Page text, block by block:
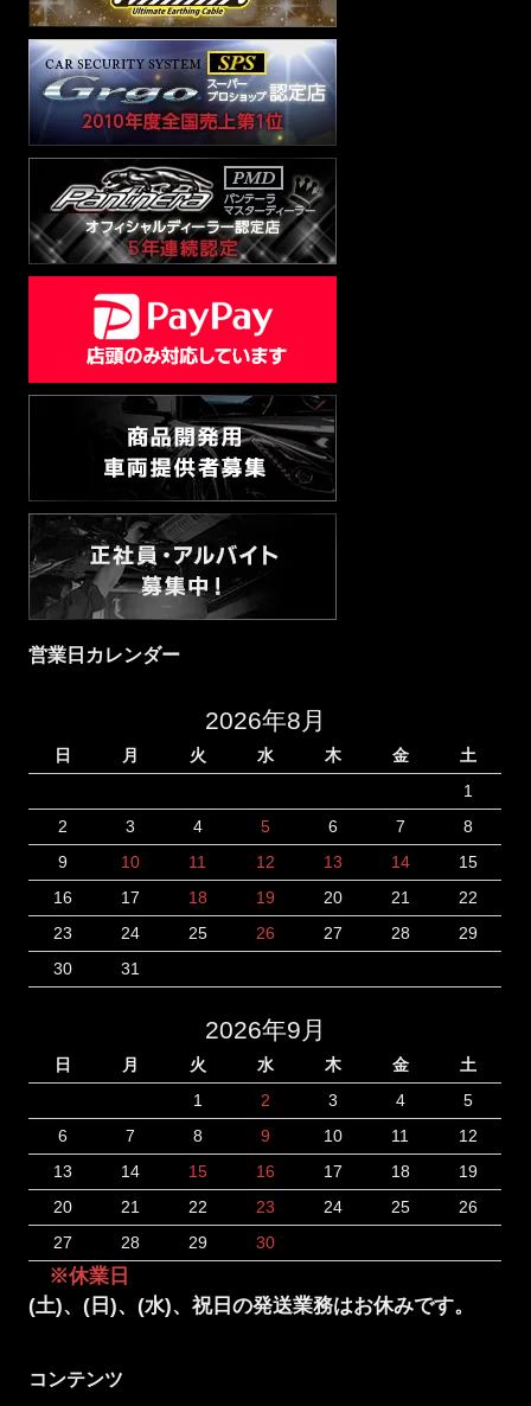
営業日カレンダー
2026年8月
日 月 火 水 木 金
土
1
2
3 4 5 6 7
8
9
10 11 12 13 14
15
16
17 18 19 20 21
22
23
24 25 26 27 28
29
30
31
2026年9月
日 月 火 水 木 金
土
1
2 3 4
5
6
7 8 9 10 11
12
13
14 15 16 17 18
19
20
21 22 23 24 25
26
27
28 29 30
※休業日
(土)、(日)、(水)、祝日の発送業務はお休みです。
コンテンツ